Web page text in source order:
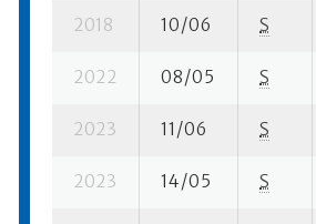
2018 10/06 S
2022 08/05 S
2023 11/06 S
2023 14/05 S